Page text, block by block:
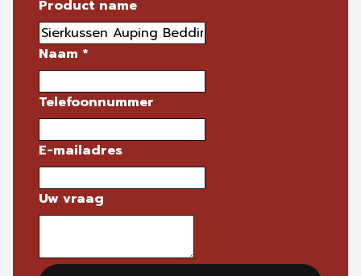
Product name
Naam *
Telefoonnummer
E-mailadres
Uw vraag